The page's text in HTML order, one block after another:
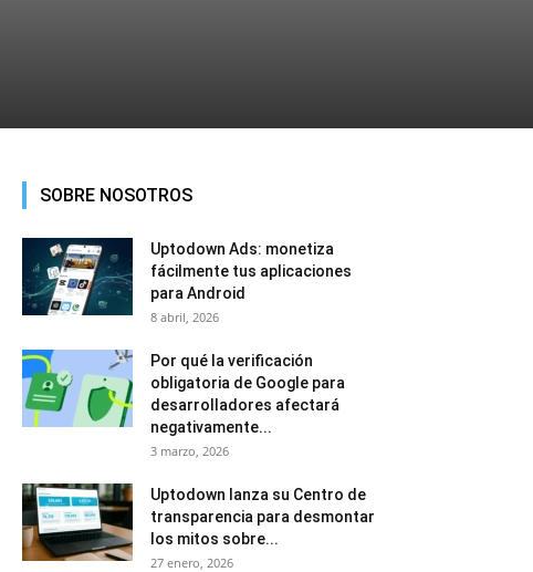
SOBRE NOSOTROS
Uptodown Ads: monetiza
fácilmente tus aplicaciones
para Android
8 abril, 2026
Por qué la verificación
obligatoria de Google para
desarrolladores afectará
negativamente...
3 marzo, 2026
Uptodown lanza su Centro de
transparencia para desmontar
los mitos sobre...
27 enero, 2026